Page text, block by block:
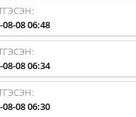
08-08 06:48
08-08 06:34
08-08 06:30